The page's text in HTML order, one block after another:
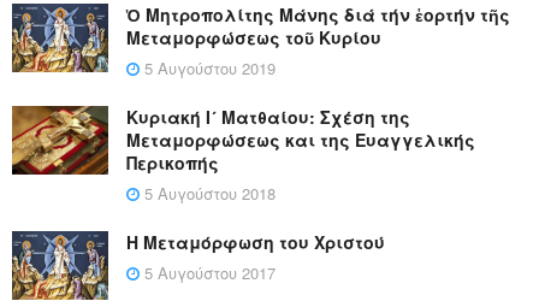
Ὁ Μητροπολίτης Μάνης διά τήν ἑορτήν τῆς
Μεταμορφώσεως τοῦ Κυρίου
5 Αυγούστου 2019
Κυριακή Ι´ Ματθαίου: Σχέση της
Μεταμορφώσεως και της Ευαγγελικής
Περικοπής
5 Αυγούστου 2018
Η Μεταμόρφωση του Χριστού
5 Αυγούστου 2017